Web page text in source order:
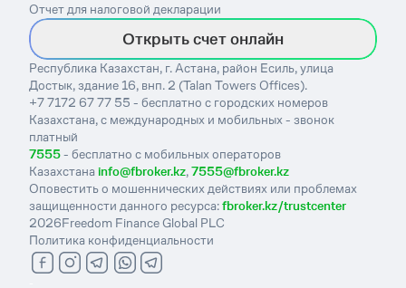
Отчет для налоговой декларации
Открыть счет онлайн
Республика Казахстан, г. Астана, район Есиль, улица
Достык, здание 16, внп. 2 (Talan Towers Offices).
+7 7172 67 77 55 - бесплатно с городских номеров
Казахстана, с международных и мобильных - звонок
платный
7555- бесплатно с мобильных операторов
Казахстанаinfo@fbroker.kz,7555@fbroker.kz
Оповестить о мошеннических действиях или проблемах
защищенности данного ресурса:fbroker.kz/trustcenter
2026Freedom Finance Global PLC
Политика конфиденциальности